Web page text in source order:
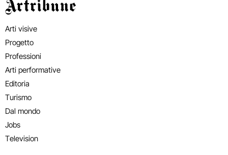
Artribune
Arti visive
Progetto
Professioni
Arti performative
Editoria
Turismo
Dal mondo
Jobs
Television